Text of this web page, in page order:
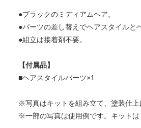
●ブラックのミディアムヘア。
●パーツの差し替えでヘアスタイルと
●組立は接着剤不要。
【付属品】
■ヘアスタイルパーツ×1
※写真はキットを組み立て、塗装仕上
※一部の写真は使用例です。キットは